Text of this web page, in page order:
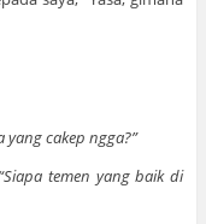
cakep ngga?”
temen yang baik di